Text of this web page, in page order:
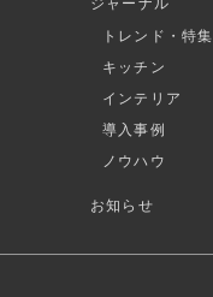
ジャーナル
トレンド・特集
キッチン
インテリア
導入事例
ノウハウ
お知らせ